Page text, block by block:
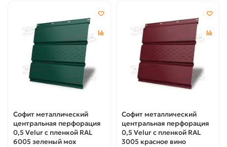
Софит металлический
центральная перфорация
0,5 Velur с пленкой RAL
6005 зеленый мох
Софит металлический
центральная перфорация
0,5 Velur с пленкой RAL
3005 красное вино